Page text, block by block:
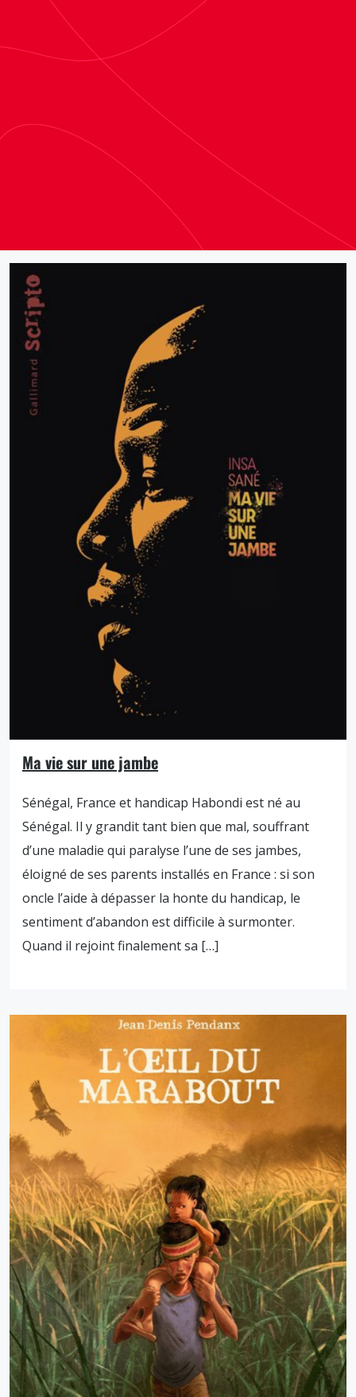
Ma vie sur une jambe
Sénégal, France et handicap Habondi est né au
Sénégal. Il y grandit tant bien que mal, souffrant
d’une maladie qui paralyse l’une de ses jambes,
éloigné de ses parents installés en France : si son
oncle l’aide à dépasser la honte du handicap, le
sentiment d’abandon est difficile à surmonter.
Quand il rejoint finalement sa […]